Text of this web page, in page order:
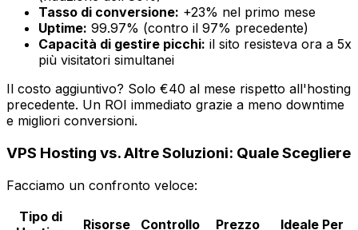
Tasso di conversione: +23% nel primo mese
Uptime: 99.97% (contro il 97% precedente)
Capacità di gestire picchi: il sito resisteva ora a 5x
più visitatori simultanei
Il costo aggiuntivo? Solo €40 al mese rispetto all'hosting
precedente. Un ROI immediato grazie a meno downtime
e migliori conversioni.
VPS Hosting vs. Altre Soluzioni: Quale Scegliere
Facciamo un confronto veloce:
Tipo di
Risorse Controllo Prezzo
Ideale Per